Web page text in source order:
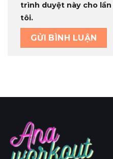
trình duyệt này cho
tôi.